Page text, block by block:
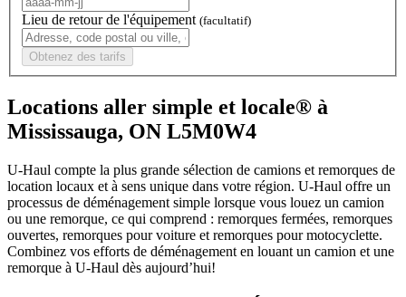
Lieu de retour de l'équipement (facultatif)
Obtenez des tarifs
Locations aller simple et locale® à
Mississauga, ON L5M0W4
U-Haul compte la plus grande sélection de camions et remorques de
location locaux et à sens unique dans votre région. U-Haul offre un
processus de déménagement simple lorsque vous louez un camion
ou une remorque, ce qui comprend : remorques fermées, remorques
ouvertes, remorques pour voiture et remorques pour motocyclette.
Combinez vos efforts de déménagement en louant un camion et une
remorque à U-Haul dès aujourd’hui!